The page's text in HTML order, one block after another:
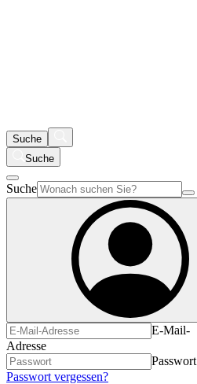
Suche
Suche
Suche
E-Mail-
Adresse
Passwort
Passwort vergessen?